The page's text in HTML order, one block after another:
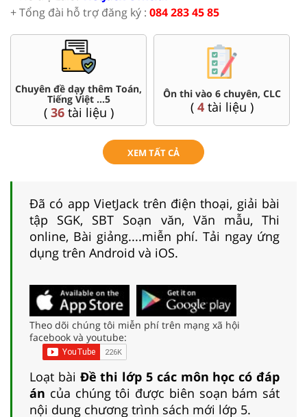
+ Tổng đài hỗ trợ đăng ký : 084 283 45 85
Chuyên đề dạy thêm Toán,
Tiếng Việt ...5
( 36tài liệu )
Ôn thi vào 6 chuyên, CLC
( 4tài liệu )
XEM TẤT CẢ
Đã có app VietJack trên điện thoại, giải bài
tập SGK, SBT Soạn văn, Văn mẫu, Thi
online, Bài giảng....miễn phí. Tải ngay ứng
dụng trên Android và iOS.
Theo dõi chúng tôi miễn phí trên mạng xã hội
facebook và youtube:
Loạt bài Đề thi lớp 5 các môn học có đáp
án của chúng tôi được biên soạn bám sát
nội dung chương trình sách mới lớp 5.